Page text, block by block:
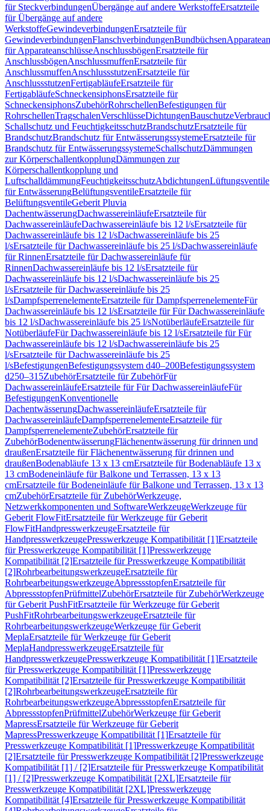
für SteckverbindungenÜbergänge auf andere WerkstoffeErsatzteile
für Übergänge auf andere
WerkstoffeGewindeverbindungenErsatzteile für
GewindeverbindungenFlanschverbindungenBundbüchsen
für ApparateanschlüsseAnschlussbögenErsatzteile für
AnschlussbögenAnschlussmuffenErsatzteile für
AnschlussmuffenAnschlussstutzenErsatzteile für
AnschlussstutzenFertigabläufeErsatzteile für
FertigabläufeSchneckensiphonsErsatzteile für
SchneckensiphonsZubehörRohrschellenBefestigungen für
RohrschellenTragschalenVerschlüsseDichtungenBauschutze
Schallschutz und FeuchtigkeitsschutzBrandschutzErsatzteile für
BrandschutzBrandschutz für EntwässerungssystemeErsatzteile für
Brandschutz für EntwässerungssystemeSchallschutzDämmungen
zur KörperschallentkopplungDämmungen zur
Körperschallentkopplung und
LuftschalldämmungFeuchtigkeitsschutzAbdichtungenLüftungsventile
für EntwässerungBelüftungsventileErsatzteile für
BelüftungsventileGeberit Pluvia
DachentwässerungDachwassereinläufeErsatzteile für
DachwassereinläufeDachwassereinläufe bis 12 l/sErsatzteile für
Dachwassereinläufe bis 12 l/sDachwassereinläufe bis 25
l/sErsatzteile für Dachwassereinläufe bis 25 l/sDachwassereinläufe
für RinnenErsatzteile für Dachwassereinläufe für
RinnenDachwassereinläufe bis 12 l/sErsatzteile für
Dachwassereinläufe bis 12 l/sDachwassereinläufe bis 25
l/sErsatzteile für Dachwassereinläufe bis 25
l/sDampfsperrenelementeErsatzteile für DampfsperrenelementeFür
Dachwassereinläufe bis 12 l/sErsatzteile für Für Dachwassereinläufe
bis 12 l/sDachwassereinläufe bis 25 l/sNotüberläufeErsatzteile für
NotüberläufeFür Dachwassereinläufe bis 12 l/sErsatzteile für Für
Dachwassereinläufe bis 12 l/sDachwassereinläufe bis 25
l/sErsatzteile für Dachwassereinläufe bis 25
l/sBefestigungenBefestigungssystem d40–200Befestigungssystem
d250–315ZubehörErsatzteile für ZubehörFür
DachwassereinläufeErsatzteile für Für DachwassereinläufeFür
BefestigungenKonventionelle
DachentwässerungDachwassereinläufeErsatzteile für
DachwassereinläufeDampfsperrenelementeErsatzteile für
DampfsperrenelementeZubehörErsatzteile für
ZubehörBodenentwässerungFlächenentwässerung für drinnen und
draußenErsatzteile für Flächenentwässerung für drinnen und
draußenBodenabläufe 13 x 13 cmErsatzteile für Bodenabläufe 13 x
13 cmBodeneinläufe für Balkone und Terrassen, 13 x 13
cmErsatzteile für Bodeneinläufe für Balkone und Terrassen, 13 x 13
cmZubehörErsatzteile für ZubehörWerkzeuge,
Netzwerkkomponenten und SoftwareWerkzeugeWerkzeuge für
Geberit FlowFitErsatzteile für Werkzeuge für Geberit
FlowFitHandpresswerkzeugeErsatzteile für
HandpresswerkzeugePresswerkzeuge Kompatibilität [1]Ersatzteile
für Presswerkzeuge Kompatibilität [1]Presswerkzeuge
Kompatibilität [2]Ersatzteile für Presswerkzeuge Kompatibilität
[2]RohrbearbeitungswerkzeugeErsatzteile für
RohrbearbeitungswerkzeugeAbpressstopfenErsatzteile für
AbpressstopfenPrüfmittelZubehörErsatzteile für ZubehörWerkzeuge
für Geberit PushFitErsatzteile für Werkzeuge für Geberit
PushFitRohrbearbeitungswerkzeugeErsatzteile für
RohrbearbeitungswerkzeugeWerkzeuge für Geberit
MeplaErsatzteile für Werkzeuge für Geberit
MeplaHandpresswerkzeugeErsatzteile für
HandpresswerkzeugePresswerkzeuge Kompatibilität [1]Ersatzteile
für Presswerkzeuge Kompatibilität [1]Presswerkzeuge
Kompatibilität [2]Ersatzteile für Presswerkzeuge Kompatibilität
[2]RohrbearbeitungswerkzeugeErsatzteile für
RohrbearbeitungswerkzeugeAbpressstopfenErsatzteile für
AbpressstopfenPrüfmittelZubehörWerkzeuge für Geberit
MapressErsatzteile für Werkzeuge für Geberit
MapressPresswerkzeuge Kompatibilität [1]Ersatzteile für
Presswerkzeuge Kompatibilität [1]Presswerkzeuge Kompatibilität
[2]Ersatzteile für Presswerkzeuge Kompatibilität [2]Presswerkzeuge
Kompatibilität [1] / [2]Ersatzteile für Presswerkzeuge Kompatibilität
[1] / [2]Presswerkzeuge Kompatibilität [2XL]Ersatzteile für
Presswerkzeuge Kompatibilität [2XL]Presswerkzeuge
Kompatibilität [4]Ersatzteile für Presswerkzeuge Kompatibilität